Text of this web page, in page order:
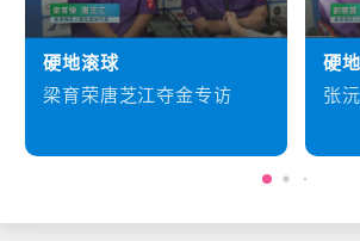
硬地滚球
梁育荣唐芝江夺金专访
硬
张